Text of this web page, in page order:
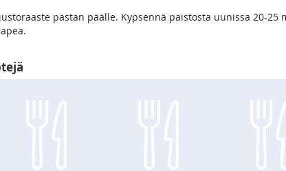
pastan päälle. Kypsennä paistosta uunissa 20-25
pinta on rapea.